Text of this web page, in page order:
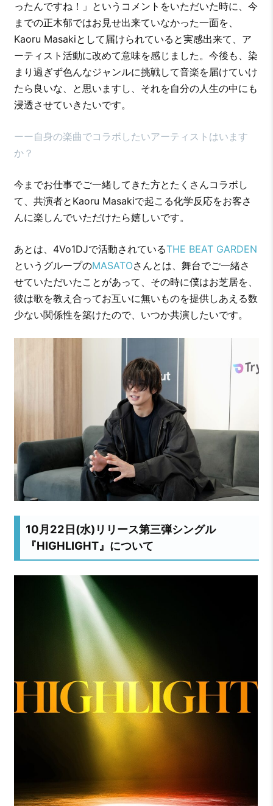
ったんですね！」というコメントをいただいた時に、今
までの正木郁ではお見せ出来ていなかった一面を、
Kaoru Masakiとして届けられていると実感出来て、ア
ーティスト活動に改めて意味を感じました。今後も、染
まり過ぎず色んなジャンルに挑戦して音楽を届けていけ
たら良いな、と思いますし、それを自分の人生の中にも
浸透させていきたいです。
ーー自身の楽曲でコラボしたいアーティストはいます
か？
今までお仕事でご一緒してきた方とたくさんコラボし
て、共演者とKaoru Masakiで起こる化学反応をお客さ
んに楽しんでいただけたら嬉しいです。
あとは、4Vo1DJで活動されているTHE BEAT GARDEN
というグループのMASATOさんとは、舞台でご一緒さ
せていただいたことがあって、その時に僕はお芝居を、
彼は歌を教え合ってお互いに無いものを提供しあえる数
少ない関係性を築けたので、いつか共演したいです。
10月22日(水)リリース第三弾シングル
『HIGHLIGHT』について